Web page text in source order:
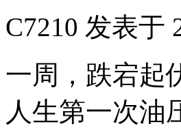
C7210 发表于
一周，跌宕起
人生第一次油